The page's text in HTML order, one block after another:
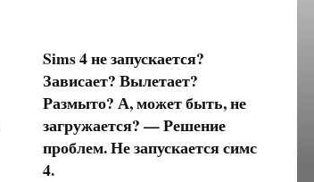
Sims 4 не запускается?
Зависает? Вылетает?
Размыто? А, может быть, не
загружается? — Решение
проблем. Не запускается симс
4.